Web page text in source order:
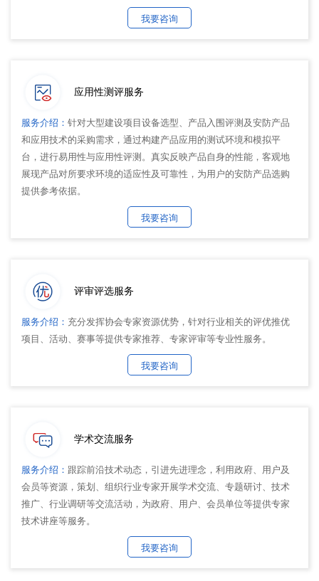
我要咨询
应用性测评服务
服务介绍： 针对大型建设项目设备选型、产品入围评测及安防产品
和应用技术的采购需求，通过构建产品应用的测试环境和模拟平
台，进行易用性与应用性评测。真实反映产品自身的性能，客观地
展现产品对所要求环境的适应性及可靠性，为用户的安防产品选购
提供参考依据。
我要咨询
评审评选服务
服务介绍： 充分发挥协会专家资源优势，针对行业相关的评优推优
项目、活动、赛事等提供专家推荐、专家评审等专业性服务。
我要咨询
学术交流服务
服务介绍： 跟踪前沿技术动态，引进先进理念，利用政府、用户及
会员等资源，策划、组织行业专家开展学术交流、专题研讨、技术
推广、行业调研等交流活动，为政府、用户、会员单位等提供专家
技术讲座等服务。
我要咨询